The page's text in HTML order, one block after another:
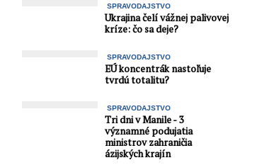
SPRAVODAJSTVO
Ukrajina čelí vážnej palivovej
kríze: čo sa deje?
SPRAVODAJSTVO
EÚ koncentrák nastoľuje
tvrdú totalitu?
SPRAVODAJSTVO
Tri dni v Manile - 3
významné podujatia
ministrov zahraničia
ázijských krajín